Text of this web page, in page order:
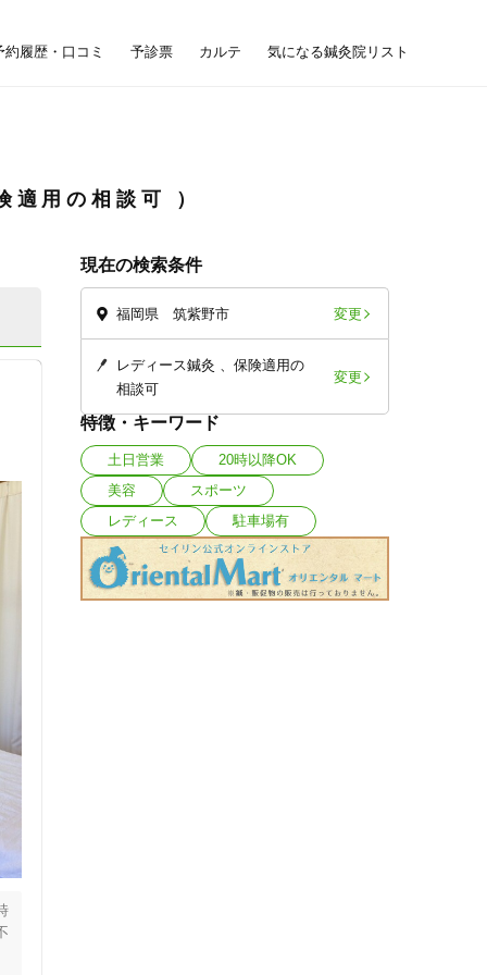
約履歴・口コミ 予診票 カルテ 気になる鍼灸院リスト
適用の相談可
現在の検索条件
福岡県 筑紫野市 変更
レディース鍼灸
保険適用の
相談可
変更
特徴・キーワード
土日営業
20時以降OK
美容
スポーツ
レディース
駐車場有